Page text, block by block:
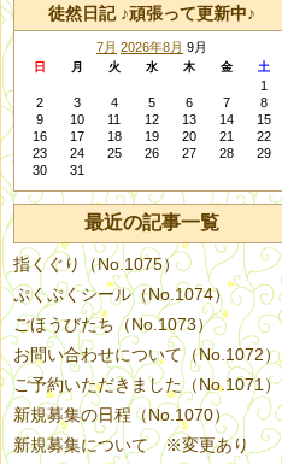
徒然日記 ♪頑張って更新中♪
7月 2026年8月 9月
日 月 火 水 木 金 土
1
2
3 4 5 6 7
8
9
10 11 12 13 14
15
16
17 18 19 20 21
22
23
24 25 26 27 28
29
30
31
最近の記事一覧
指くぐり（No.1075）
ぷくぷくシール（No.1074）
ごほうびたち（No.1073）
お問い合わせについて（No.1072）
ご予約いただきました（No.1071）
新規募集の日程（No.1070）
新規募集について ※変更あり